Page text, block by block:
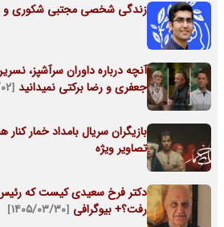
زندگی شخصی مجتبی شکوری
آنچه درباره داوران سرآشپز،
جعفری و رضا برکتی نمیدانید [۱۴۰۵/۰۵/۰۲]
بازیگران سریال بامداد خمار
تصاویر ویژه
دکتر فرخ سعیدی کیست که
رفت؟+ بیوگرافی [۱۴۰۵/۰۳/۳۰]